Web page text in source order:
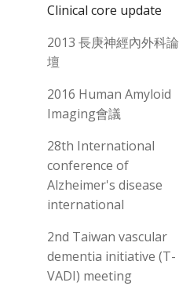
Clinical core update
2013 長庚神經內外科論
壇
2016 Human Amyloid
Imaging會議
28th International
conference of
Alzheimer's disease
international
2nd Taiwan vascular
dementia initiative (T-
VADI) meeting